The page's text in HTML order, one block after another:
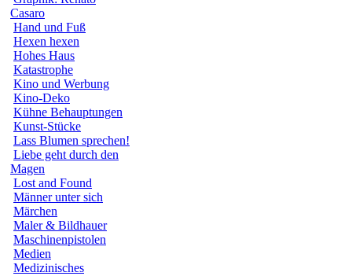
Casaro
Hand und Fuß
Hexen hexen
Hohes Haus
Katastrophe
Kino und Werbung
Kino-Deko
Kühne Behauptungen
Kunst-Stücke
Lass Blumen sprechen!
Liebe geht durch den
Magen
Lost and Found
Männer unter sich
Märchen
Maler & Bildhauer
Maschinenpistolen
Medien
Medizinisches